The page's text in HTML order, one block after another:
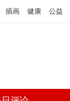
插画 健康 公益